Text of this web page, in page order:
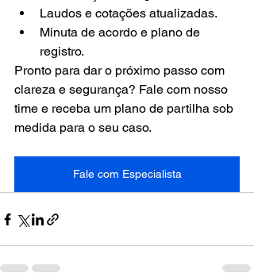
Laudos e cotações atualizadas.
Minuta de acordo e plano de
registro.
Pronto para dar o próximo passo com
clareza e segurança? Fale com nosso
time e receba um plano de partilha sob
medida para o seu caso.
Fale com Especialista